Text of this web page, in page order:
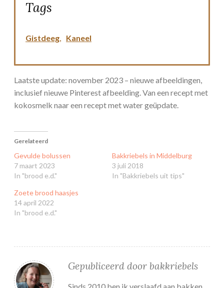
Tags
Gistdeeg, Kaneel
Laatste update: november 2023 – nieuwe afbeeldingen,
inclusief nieuwe Pinterest afbeelding. Van een recept met
kokosmelk naar een recept met water geüpdate.
Gerelateerd
Gevulde bolussen
7 maart 2023
In "brood e.d."
Bakkriebels in Middelburg
3 juli 2018
In "Bakkriebels uit tips"
Zoete brood haasjes
14 april 2022
In "brood e.d."
Gepubliceerd door bakkriebels